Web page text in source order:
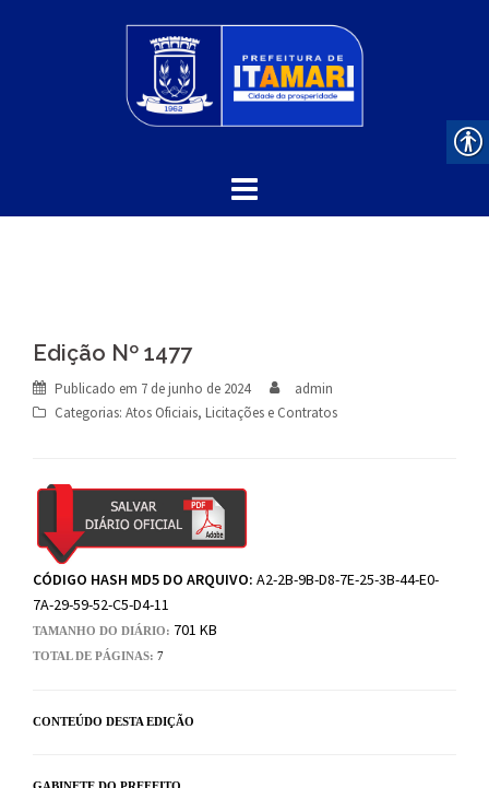
Edição Nº 1477
Publicado em 7 de junho de 2024
admin
Categorias: Atos Oficiais, Licitações e Contratos
CÓDIGO HASH MD5 DO ARQUIVO: A2-2B-9B-D8-7E-25-3B-44-E0-
7A-29-59-52-C5-D4-11
TAMANHO DO DIÁRIO: 701 KB
TOTAL DE PÁGINAS: 7
CONTEÚDO DESTA EDIÇÃO